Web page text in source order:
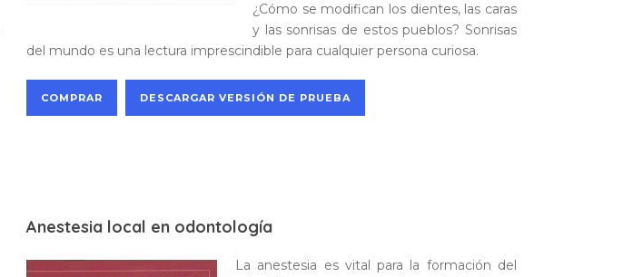
¿Cómo se modifican los dientes, las caras
y las sonrisas de estos pueblos? Sonrisas
del mundo es una lectura imprescindible para cualquier persona curiosa.
COMPRAR DESCARGAR VERSIÓN DE PRUEBA
Anestesia local en odontología
La anestesia es vital para la formación del